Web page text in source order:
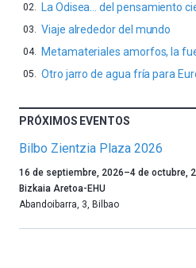
La Odisea… del pensamiento
Viaje alrededor del mundo
Metamateriales amorfos, la
Otro jarro de agua fría para
PRÓXIMOS EVENTOS
Bilbo Zientzia Plaza 2026
Un
año
más,
16 de septiembre, 2026–4 de octubre,
Bizkaia Aretoa-EHU
Abandoibarra, 3, Bilbao